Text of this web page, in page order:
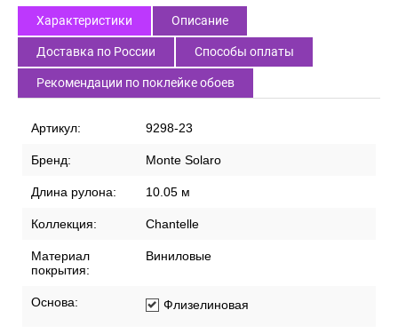
Характеристики Описание
Доставка по России Способы оплаты
Рекомендации по поклейке обоев
Артикул: 9298-23
Бренд: Monte Solaro
Длина рулона: 10.05 м
Коллекция: Chantelle
Материал
покрытия:
Виниловые
Основа: Флизелиновая